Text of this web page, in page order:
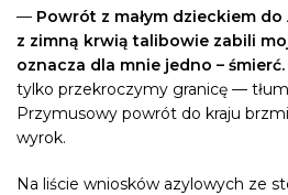
— Powrót z małym dzieckiem
z zimną krwią talibowie zabili
oznacza dla mnie jedno – śmierć.
tylko przekroczymy granicę —
Przymusowy powrót do kraju
wyrok.
Na liście wniosków azylowych ze